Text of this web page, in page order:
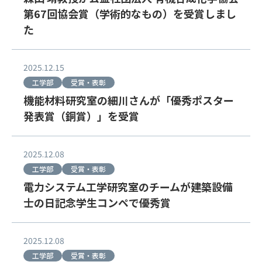
第67回協会賞（学術的なもの）を受賞しまし
た
2025.12.15
工学部 受賞・表彰
機能材料研究室の細川さんが「優秀ポスター
発表賞（銅賞）」を受賞
2025.12.08
工学部 受賞・表彰
電力システム工学研究室のチームが建築設備
士の日記念学生コンペで優秀賞
2025.12.08
工学部 受賞・表彰